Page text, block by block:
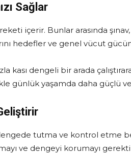
Sağlar
içerir. Bunlar arasında
hedefler ve genel vücut
kası dengeli bir arada
günlük yaşamda daha güçlü ve
dengede tutma ve kontrol
ve dengeyi korumayı